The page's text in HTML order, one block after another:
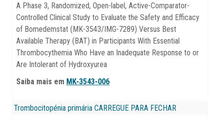
A Phase 3, Randomized, Open-label, Active-Comparator-
Controlled Clinical Study to Evaluate the Safety and Efficacy
of Bomedemstat (MK-3543/IMG-7289) Versus Best
Available Therapy (BAT) in Participants With Essential
Thrombocythemia Who Have an Inadequate Response to or
Are Intolerant of Hydroxyurea
Saiba mais em MK-3543-006
Trombocitopénia primária CARREGUE PARA FECHAR